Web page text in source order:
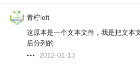
青柠loft
这原本是一个文本文件，我是把文本
后分列的
2012-01-13